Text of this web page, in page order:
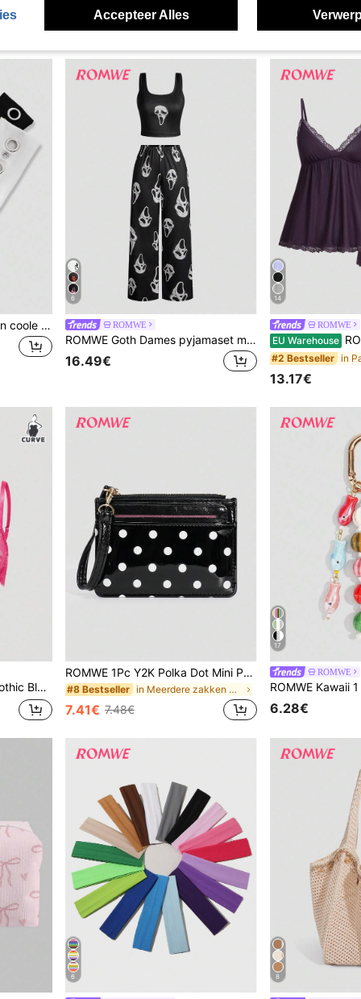
Hals Camisole voor Dames EU Warehouse ROMWE Grunge Punk Plus Size Dames Mysterieuze Ster, Maan & Vlinder Print Gewassen Plus Size T-shirt
17.19€
#2 Bestseller in
5.13€
ROMWE 1 stuk schattige en coole Y2K Street Metal Hollow Air Eye brede versie hoofdband effen kleur punk heavy industry stijl dames haaraccessoire geschikt voor dagelijks gebruik en buitenspelen decoratie
6
ROMWE
ROMWE Goth Dames pyjamaset met gotische schedelprint, camisole en broek
16.49€
14
ROMWE
EU Warehouse ROMWE
#2 Bestseller
13.17€
Triangel BH
ROMWE 1Pc Y2K Polka Dot Mini Portemonnee, Modieuze PU Kleine Portemonnee, Kawaii Stijl Kaarthouder, ID Document Opbergtas, Afneembare Meerlaagse Slanke Polka Dot Kaartorganizer
#8 Bestseller in Meerdere zakken Kaarthouders
7.41€ 7.48€
17
ROMWE
6.28€
6 8
Accepteer Alles